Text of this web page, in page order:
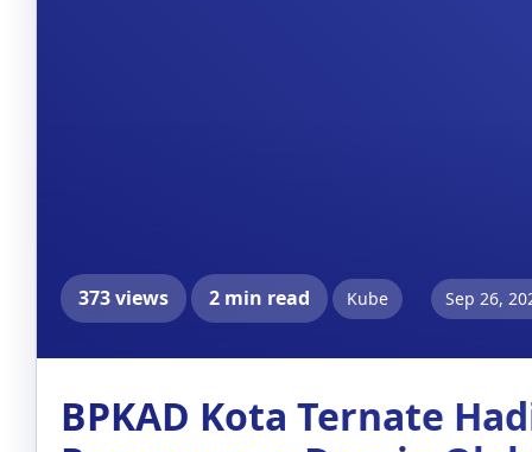
373 views 2 min read Kube Sep 26,
BPKAD Kota Ternate